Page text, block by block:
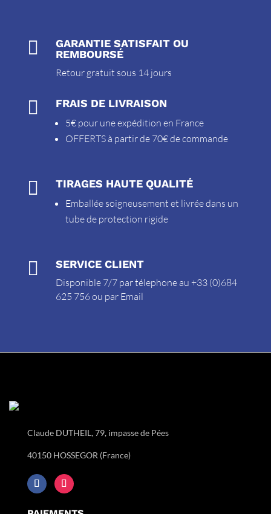

GARANTIE SATISFAIT OU
REMBOURSÉ
Retour gratuit sous 14 jours
 FRAIS DE LIVRAISON
5€ pour une expédition en France
OFFERTS à partir de 70€ de commande
 TIRAGES HAUTE QUALITÉ
Emballée soigneusement et livrée dans un
tube de protection rigide
 SERVICE CLIENT
Disponible 7/7 par télephone au +33 (0)684
625 756 ou par Email
Claude DUTHEIL, 79, impasse de Pées
40150 HOSSEGOR (France)